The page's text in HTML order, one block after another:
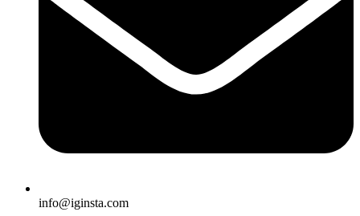
info@iginsta.com